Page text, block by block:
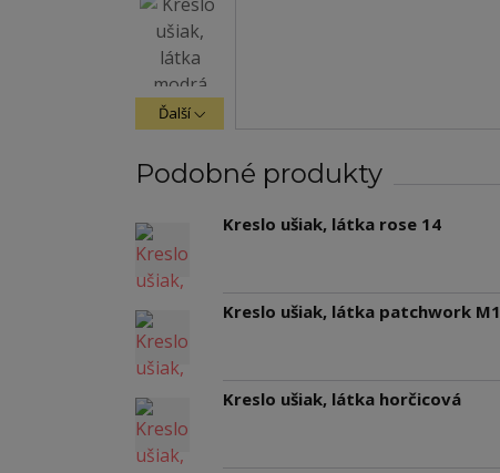
Ďalší
Podobné produkty
Kreslo ušiak, látka rose 14
Kreslo ušiak, látka patchwork M1
Kreslo ušiak, látka horčicová